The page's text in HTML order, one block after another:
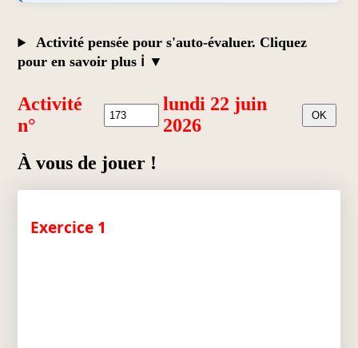
Activité pensée pour s'auto-évaluer. Cliquez
pour en savoir plus ℹ️
Activité
n°
lundi 22 juin
2026
À vous de jouer !
Exercice 1